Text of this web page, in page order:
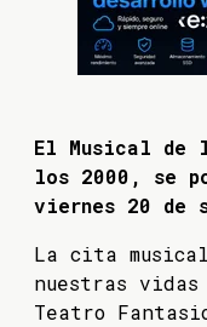
El Musical de
los 2000, se
viernes 20 de
La cita
nuestras
Teatro